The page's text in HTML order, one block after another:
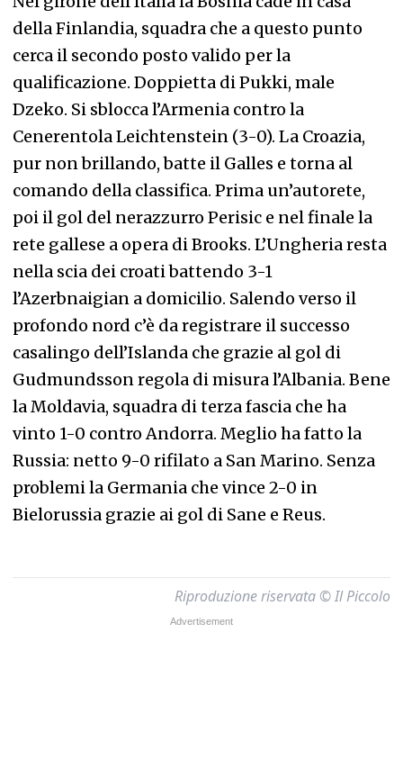
della Finlandia, squadra che a questo punto
cerca il secondo posto valido per la
qualificazione. Doppietta di Pukki, male
Dzeko. Si sblocca l’Armenia contro la
Cenerentola Leichtenstein (3-0). La Croazia,
pur non brillando, batte il Galles e torna al
comando della classifica. Prima un’autorete,
poi il gol del nerazzurro Perisic e nel finale la
rete gallese a opera di Brooks. L’Ungheria resta
nella scia dei croati battendo 3-1
l’Azerbnaigian a domicilio. Salendo verso il
profondo nord c’è da registrare il successo
casalingo dell’Islanda che grazie al gol di
Gudmundsson regola di misura l’Albania. Bene
la Moldavia, squadra di terza fascia che ha
vinto 1-0 contro Andorra. Meglio ha fatto la
Russia: netto 9-0 rifilato a San Marino. Senza
problemi la Germania che vince 2-0 in
Bielorussia grazie ai gol di Sane e Reus.
Riproduzione riservata © Il Piccolo